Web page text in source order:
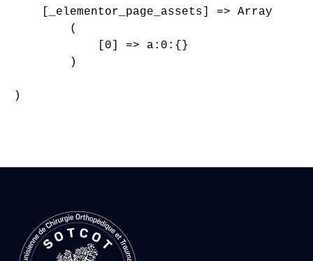
    [_elementor_page_assets] => Array
        (
            [0] => a:0:{}
        )
)